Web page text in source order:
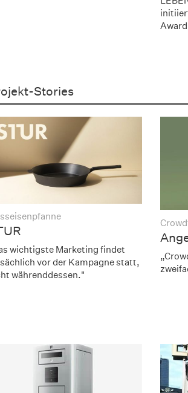
Stories
wichtigste Marketing findet
vor der Kampagne statt,
währenddessen."